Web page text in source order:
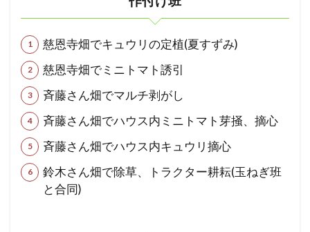
慈恩寺畑でキュウリの定植(夏すずみ)
慈恩寺畑でミニトマト誘引
斉藤さん畑でマルチ剥がし
斉藤さん畑でハウス内ミニトマト芽掻、摘心
斉藤さん畑でハウス内キュウリ摘心
鈴木さん畑で除草、トラクター耕耘(玉ねぎ班
と合同)